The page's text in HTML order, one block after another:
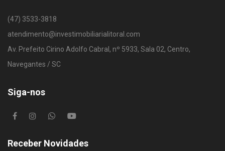
(47) 3533-3818
atendimento@investimobiliarialitoral.com
Av. Prefeito Cirino Adolfo Cabral, nº 5933, Sala 02, Centro,
Navegantes / SC
Siga-nos
Receber Novidades